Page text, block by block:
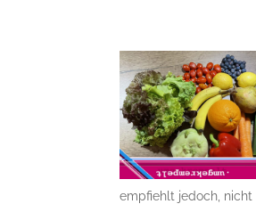
empfiehlt jedoch, nicht